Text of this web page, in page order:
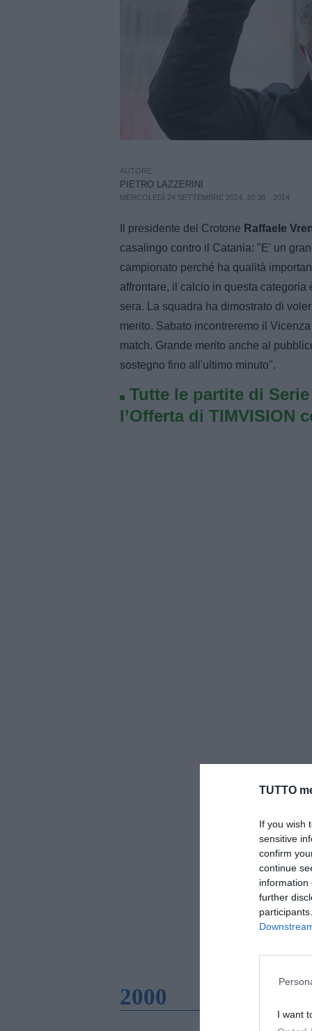
TUTTO
If you wish
sensitive
confirm
continue
information
further
I want
AUTORE
PIETRO LAZZERINI
MERCOLEDÌ 24 SETTEMBRE 2014, 10:38 2014
Il presidente del Crotone Raffaele
casalingo contro il Catania: "E' un
campionato perché ha qualità
affrontare, il calcio in questa
sera. La squadra ha dimostrato di
merito. Sabato incontreremo il
match. Grande merito anche al
sostegno fino all'ultimo minuto".
Tutte le partite di
l’Offerta di TIMVISION
2000